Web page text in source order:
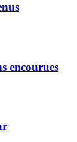
encourues